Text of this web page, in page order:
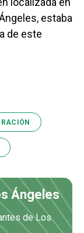
estaba
de este
Ángeles
de Los